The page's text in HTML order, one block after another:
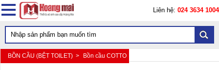
Liên hệ: 024 3634 1004
BỒN CẦU (BỆT TOILET) > Bồn cầu COTTO